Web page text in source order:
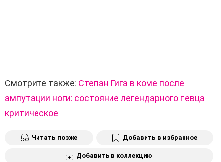
Смотрите также: Степан Гига в коме после
ампутации ноги: состояние легендарного певца
критическое
Читать позже Добавить в избранное
Добавить в коллекцию